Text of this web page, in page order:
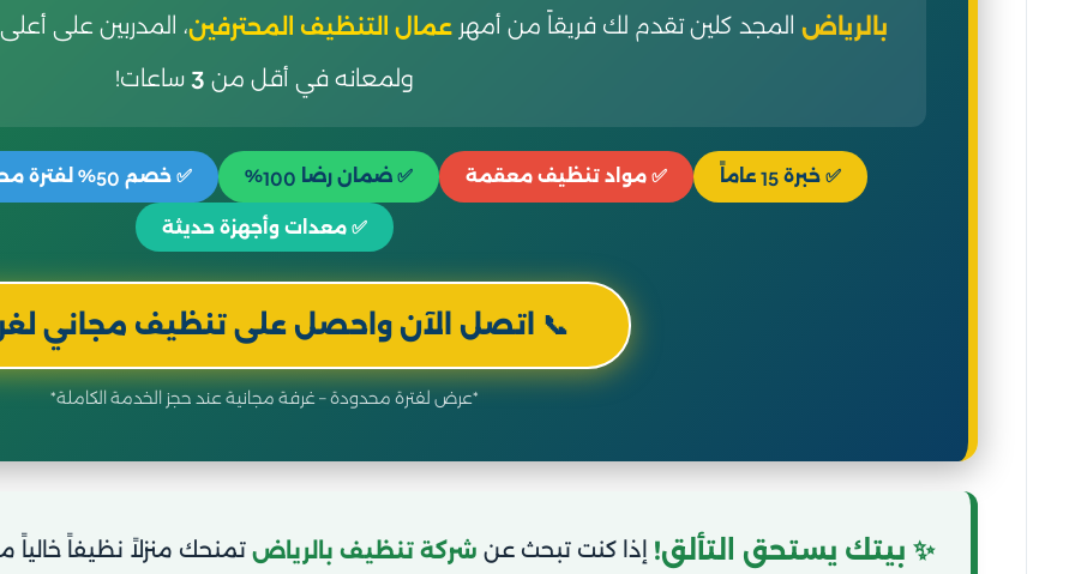
بالرياض المجد كلين تقدم لك فريقاً من أمهر عمال التنظيف المحترفين، المدربين على أعلى
ولمعانه في أقل من 3 ساعات!
✅ خبرة 15 عاماً ✅ مواد تنظيف معقمة ✅ ضمان رضا 100
% ✅ خصم 50% لفترة
✅ معدات وأجهزة حديثة
📞 اتصل الآن واحصل على تنظيف مجاني
*عرض لفترة محدودة – غرفة مجانية عند حجز الخدمة الكاملة*
✨ بيتك يستحق التألق! إذا كنت تبحث عن شركة تنظيف بالرياض تمنحك منزلاً نظيفاً خالياً